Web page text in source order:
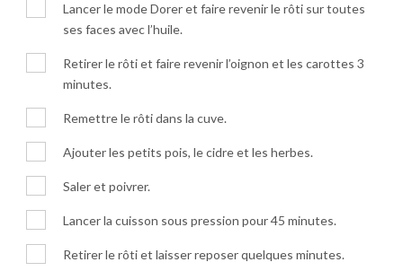
Lancer le mode Dorer et faire revenir le rôti sur toutes
ses faces avec l’huile.
Retirer le rôti et faire revenir l’oignon et les carottes 3
minutes.
Remettre le rôti dans la cuve.
Ajouter les petits pois, le cidre et les herbes.
Saler et poivrer.
Lancer la cuisson sous pression pour 45 minutes.
Retirer le rôti et laisser reposer quelques minutes.